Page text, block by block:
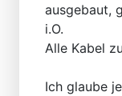
ausgebaut,
i.O.
Alle Kabel
Ich glaube